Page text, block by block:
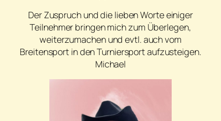
Der Zuspruch und die lieben Worte einiger
Teilnehmer bringen mich zum Überlegen,
weiterzumachen und evtl. auch vom
Breitensport in den Turniersport aufzusteigen.
Michael